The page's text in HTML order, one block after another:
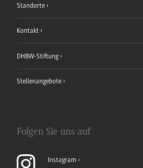
Standorte
Kontakt
DHBW-Stiftung
Stellenangebote
Folgen Sie uns auf
Instagram